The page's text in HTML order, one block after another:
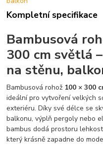
Kompletní specifikace
Bambusová
300 cm světlá
na stěnu,
Bambusová rohož 100 × 300
ideální pro vytvoření velkých
exteriéru. Díky své délce se
balkonu, výplň pergoly nebo
bambus dodá prostoru
který krásně zapadne do